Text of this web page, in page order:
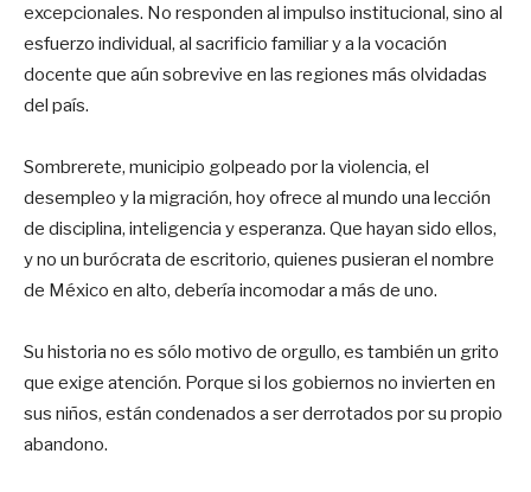
excepcionales. No responden al impulso institucional, sino al
esfuerzo individual, al sacrificio familiar y a la vocación
docente que aún sobrevive en las regiones más olvidadas
del país.
Sombrerete, municipio golpeado por la violencia, el
desempleo y la migración, hoy ofrece al mundo una lección
de disciplina, inteligencia y esperanza. Que hayan sido ellos,
y no un burócrata de escritorio, quienes pusieran el nombre
de México en alto, debería incomodar a más de uno.
Su historia no es sólo motivo de orgullo, es también un grito
que exige atención. Porque si los gobiernos no invierten en
sus niños, están condenados a ser derrotados por su propio
abandono.